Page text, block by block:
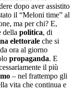
dopo aver assistito
il “Meloni time” al
ma per chi? E,
della politica, di
elettorale che si
ora al giorno
propaganda. E
il più
– nel frattempo gli
vita che continua e